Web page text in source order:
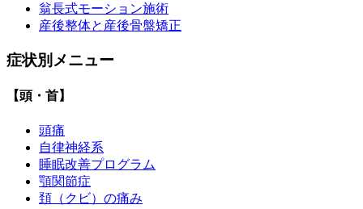
翁長式モーション施術
産後整体と産後骨盤矯正
症状別メニュー
【頭・首】
頭痛
自律神経系
睡眠改善プログラム
顎関節症
頚（クビ）の痛み